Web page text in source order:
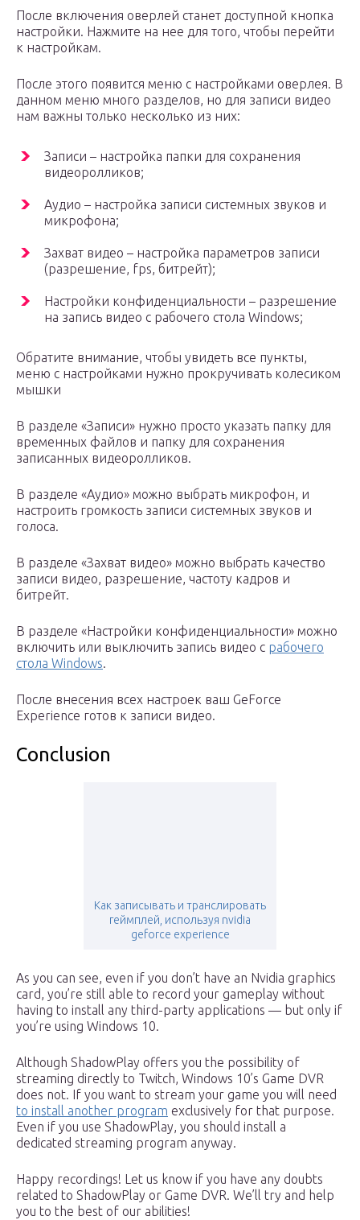
После включения оверлей станет доступной кнопка
настройки. Нажмите на нее для того, чтобы перейти
к настройкам.
После этого появится меню с настройками оверлея. В
данном меню много разделов, но для записи видео
нам важны только несколько из них:
Записи – настройка папки для сохранения
видеоролликов;
Аудио – настройка записи системных звуков и
микрофона;
Захват видео – настройка параметров записи
(разрешение, fps, битрейт);
Настройки конфиденциальности – разрешение
на запись видео с рабочего стола Windows;
Обратите внимание, чтобы увидеть все пункты,
меню с настройками нужно прокручивать колесиком
мышки
В разделе «Записи» нужно просто указать папку для
временных файлов и папку для сохранения
записанных видеоролликов.
В разделе «Аудио» можно выбрать микрофон, и
настроить громкость записи системных звуков и
голоса.
В разделе «Захват видео» можно выбрать качество
записи видео, разрешение, частоту кадров и
битрейт.
В разделе «Настройки конфиденциальности» можно
включить или выключить запись видео с рабочего
стола Windows.
После внесения всех настроек ваш GeForce
Experience готов к записи видео.
Conclusion
Как записывать и транслировать
геймплей, используя nvidia
geforce experience
As you can see, even if you don’t have an Nvidia graphics
card, you’re still able to record your gameplay without
having to install any third-party applications — but only if
you’re using Windows 10.
Although ShadowPlay offers you the possibility of
streaming directly to Twitch, Windows 10’s Game DVR
does not. If you want to stream your game you will need
to install another program exclusively for that purpose.
Even if you use ShadowPlay, you should install a
dedicated streaming program anyway.
Happy recordings! Let us know if you have any doubts
related to ShadowPlay or Game DVR. We’ll try and help
you to the best of our abilities!